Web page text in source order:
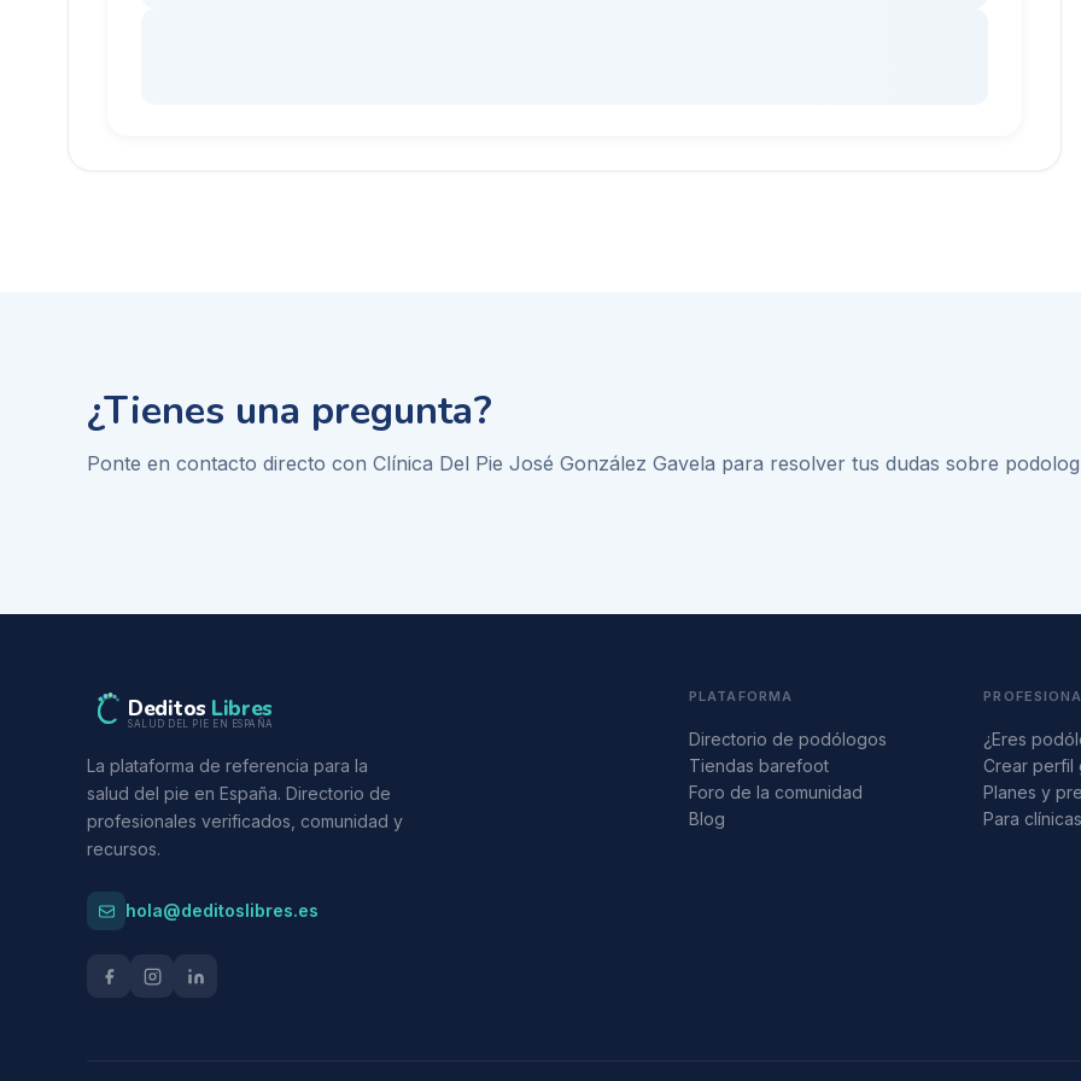
¿Tienes una pregunta?
Ponte en contacto directo con Clínica Del Pie José González Gavela para resolver tus dudas sobre
Deditos Libres
SALUD DEL PIE EN ESPAÑA
La plataforma de referencia para la
salud del pie en España. Directorio de
profesionales verificados, comunidad y
recursos.
hola@deditoslibres.es
PLATAFORMA
Directorio de podólogos
Tiendas barefoot
Foro de la comunidad
Blog
¿Eres
Crear perfil
Planes y
Para